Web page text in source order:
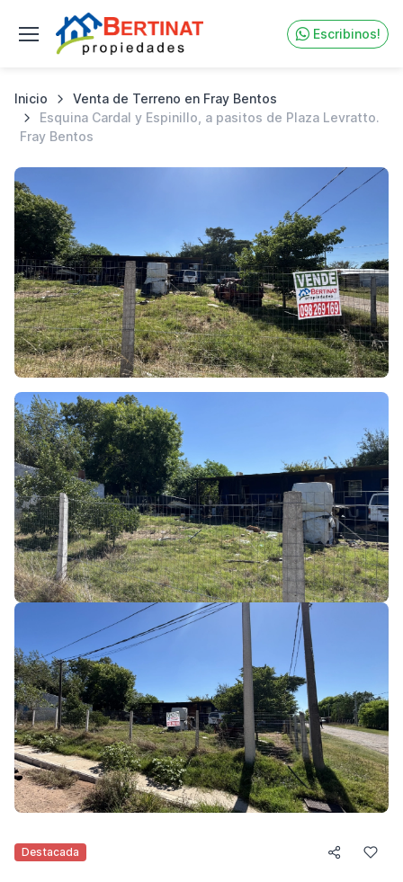
Escribinos!
Inicio
Venta de Terreno en Fray Bentos
Esquina Cardal y Espinillo, a pasitos de Plaza Levratto.
Fray Bentos
Destacada